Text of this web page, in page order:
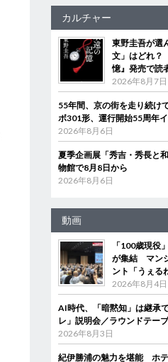
カルチャー
東野圭吾が選
文」はどれ
憶』発売で読
2026年8月7日
55年間、京の街を走り続
ボ301形、運行開始55周年
2026年8月6日
夏季企画展「秀吉・秀長と
物館で8月8日から
2026年8月6日
動画
「100歳現役
が集結 マン
ント「うぇる
2026年8月4日
AI時代、「暗黙知」は継承
レ」説明会／ラウンドテー
2026年8月3日
紀伊勝浦の魅力を堪能 ホ